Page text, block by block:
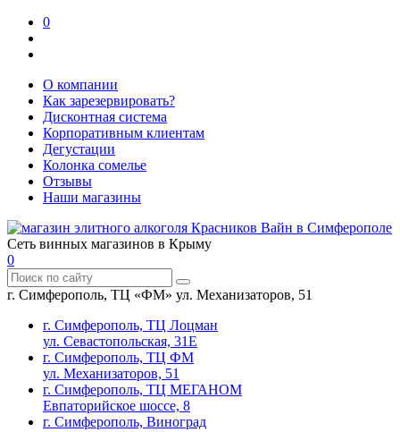
0
О компании
Как зарезервировать?
Дисконтная система
Корпоративным клиентам
Дегустации
Колонка сомелье
Отзывы
Наши магазины
Сеть винных магазинов в Крыму
0
г. Симферополь, ТЦ «ФМ» ул. Механизаторов, 51
г. Симферополь, ТЦ Лоцман
ул. Севастопольская, 31Е
г. Симферополь, ТЦ ФМ
ул. Механизаторов, 51
г. Симферополь, ТЦ МЕГАНОМ
Евпаторийское шоссе, 8
г. Симферополь, Виноград